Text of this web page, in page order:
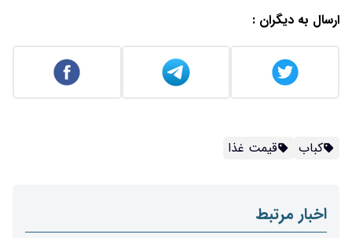
ارسال به دیگران :
کباب قیمت غذا
اخبار مرتبط